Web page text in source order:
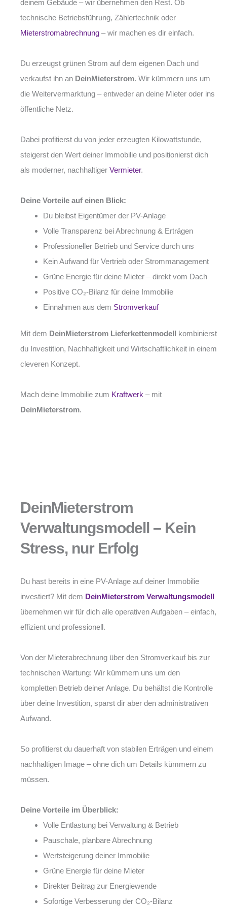
deinem Gebäude – wir übernehmen den Rest. Ob
technische Betriebsführung, Zählertechnik oder
Mieterstromabrechnung – wir machen es dir einfach.
Du erzeugst grünen Strom auf dem eigenen Dach und
verkaufst ihn an DeinMieterstrom. Wir kümmern uns um
die Weitervermarktung – entweder an deine Mieter oder ins
öffentliche Netz.
Dabei profitierst du von jeder erzeugten Kilowattstunde,
steigerst den Wert deiner Immobilie und positionierst dich
als moderner, nachhaltiger Vermieter.
Deine Vorteile auf einen Blick:
Du bleibst Eigentümer der PV-Anlage
Volle Transparenz bei Abrechnung & Erträgen
Professioneller Betrieb und Service durch uns
Kein Aufwand für Vertrieb oder Strommanagement
Grüne Energie für deine Mieter – direkt vom Dach
Positive CO₂-Bilanz für deine Immobilie
Einnahmen aus dem Stromverkauf
Mit dem DeinMieterstrom Lieferkettenmodell kombinierst
du Investition, Nachhaltigkeit und Wirtschaftlichkeit in einem
cleveren Konzept.
Mach deine Immobilie zum Kraftwerk – mit
DeinMieterstrom.
DeinMieterstrom
Verwaltungsmodell – Kein
Stress, nur Erfolg
Du hast bereits in eine PV-Anlage auf deiner Immobilie
investiert? Mit dem DeinMieterstrom Verwaltungsmodell
übernehmen wir für dich alle operativen Aufgaben – einfach,
effizient und professionell.
Von der Mieterabrechnung über den Stromverkauf bis zur
technischen Wartung: Wir kümmern uns um den
kompletten Betrieb deiner Anlage. Du behältst die Kontrolle
über deine Investition, sparst dir aber den administrativen
Aufwand.
So profitierst du dauerhaft von stabilen Erträgen und einem
nachhaltigen Image – ohne dich um Details kümmern zu
müssen.
Deine Vorteile im Überblick:
Volle Entlastung bei Verwaltung & Betrieb
Pauschale, planbare Abrechnung
Wertsteigerung deiner Immobilie
Grüne Energie für deine Mieter
Direkter Beitrag zur Energiewende
Sofortige Verbesserung der CO₂-Bilanz